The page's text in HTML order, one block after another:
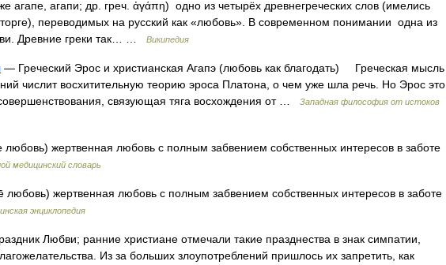
агапе, агапи; др. греч. ἀγάπη) одно из четырёх древнегреческих слов (имелись
переводимых на русский как «любовь». В современном понимании одна из
Древние греки так… …
Википедия
— Греческий Эрос и христианская Агапэ (любовь как благодать) Греческая мысль
числит восхитительную теорию эроса Платона, о чем уже шла речь. Но Эрос это
связующая тяга восхождения от …
Западная философия от истоков
жертвенная любовь с полным забвением собственных интересов в заботе
медицинский словарь
любовь) жертвенная любовь с полным забвением собственных интересов в заботе
энциклопедия
Любви; ранние христиане отмечали такие празднества в знак симпатии,
Из за больших злоупотреблений пришлось их запретить, как